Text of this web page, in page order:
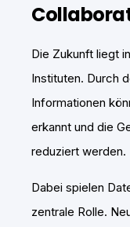
Die Zukunft liegt
Instituten. Durch
Informationen
erkannt und die
reduziert werden.
Dabei spielen
zentrale Rolle.